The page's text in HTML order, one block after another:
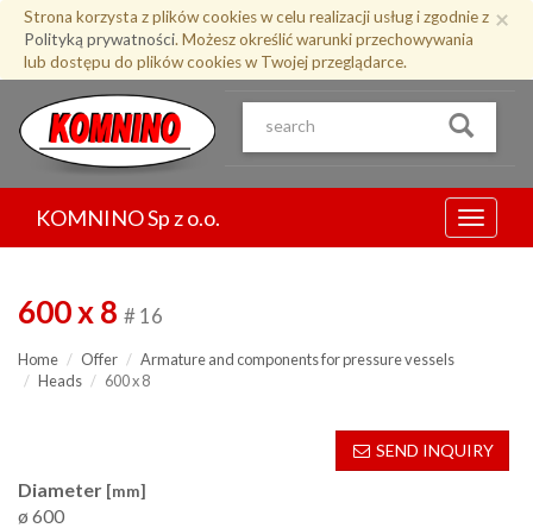
Przejdź
treści
×
Strona korzysta z plików cookies w celu realizacji usług i zgodnie z
Polityką prywatności. Możesz określić warunki przechowywania
lub dostępu do plików cookies w Twojej przeglądarce.
Menu
KOMNINO Sp z o.o.
600 x 8 # 16
Home Offer
Armature and components for pressure vessels
Heads
600 x 8
SEND INQUIRY
Diameter [mm]
ø 600